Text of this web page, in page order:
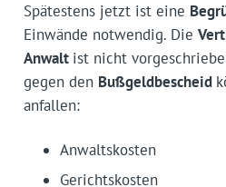
Spätestens jetzt ist eine
Einwände notwendig. Die
Anwalt ist nicht
gegen den Bußgeldbescheid
anfallen:
Anwaltskosten
Gerichtskosten